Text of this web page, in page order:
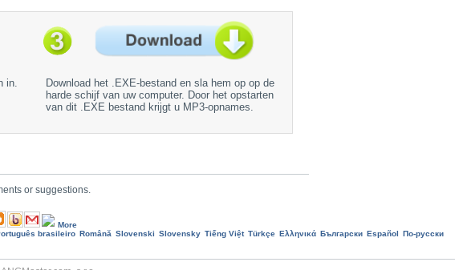
in.
Download het .EXE-bestand en sla hem op op de
harde schijf van uw computer. Door het opstarten
van dit .EXE bestand krijgt u MP3-opnames.
or suggestions.
More
brasileiro Română Slovenski Slovensky Tiếng Việt Türkçe Ελληνικά Български Еspañol
По-русски